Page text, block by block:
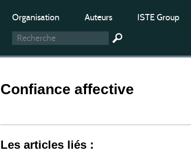
Organisation Auteurs ISTE Group
Confiance affective
Les articles liés :